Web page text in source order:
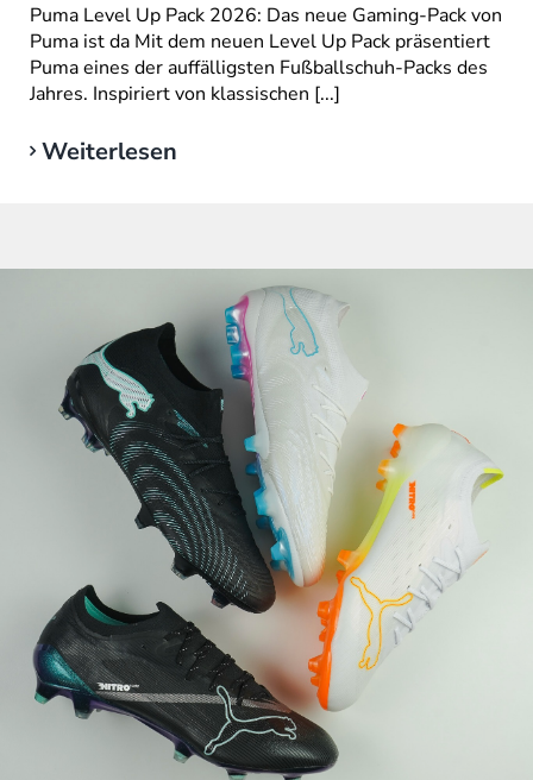
Puma Level Up Pack 2026: Das neue Gaming-Pack von
Puma ist da Mit dem neuen Level Up Pack präsentiert
Puma eines der auffälligsten Fußballschuh-Packs des
Jahres. Inspiriert von klassischen [...]
Weiterlesen